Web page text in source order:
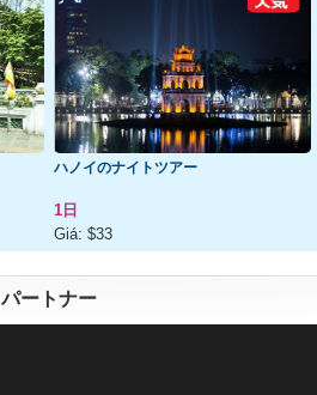
ハノイのナイトツアー
1日
Giá:$33
パートナー